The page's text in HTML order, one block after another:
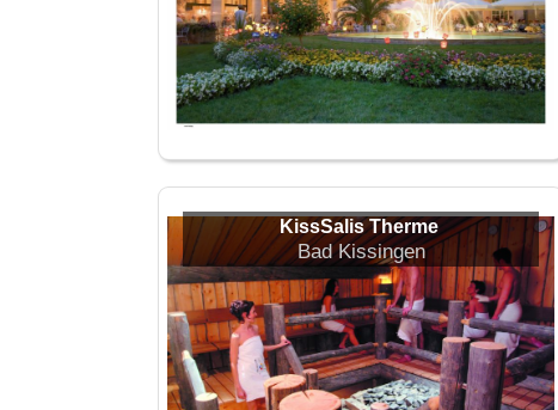
KissSalis Therme
Bad Kissingen